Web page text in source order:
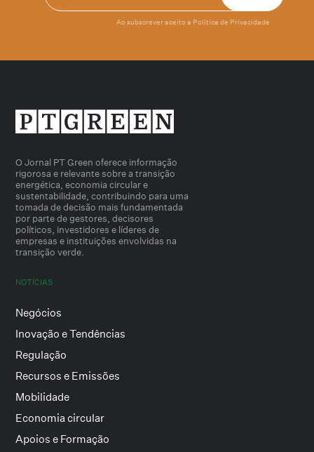
Ao subscrever aceito a Política de Privacidade
O Jornal PT Green oferece informação
rigorosa e relevante sobre a transição
energética, economia circular e
sustentabilidade, contribuindo para uma
tomada de decisão mais fundamentada
por parte de gestores, decisores
políticos, investidores e líderes de
empresas e instituições envolvidas na
transição verde.
NOTÍCIAS
Negócios
Inovação e Tendências
Regulação
Recursos e Emissões
Mobilidade
Economia circular
Apoios e Formação